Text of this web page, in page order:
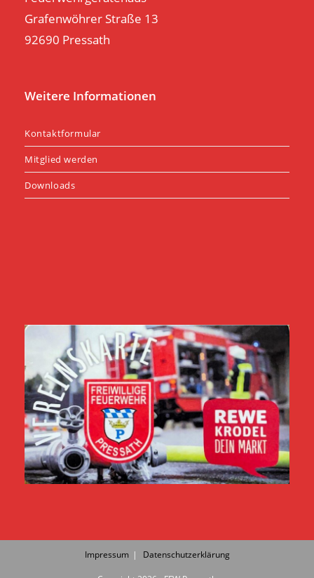
Grafenwöhrer Straße 13
92690 Pressath
Weitere Informationen
Kontaktformular
Mitglied werden
Downloads
Impressum Datenschutzerklärung